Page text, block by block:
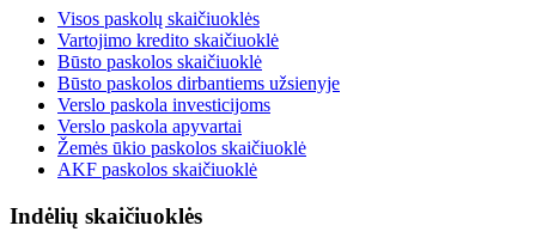
Visos paskolų skaičiuoklės
Vartojimo kredito skaičiuoklė
Būsto paskolos skaičiuoklė
Būsto paskolos dirbantiems užsienyje
Verslo paskola investicijoms
Verslo paskola apyvartai
Žemės ūkio paskolos skaičiuoklė
AKF paskolos skaičiuoklė
Indėlių skaičiuoklės